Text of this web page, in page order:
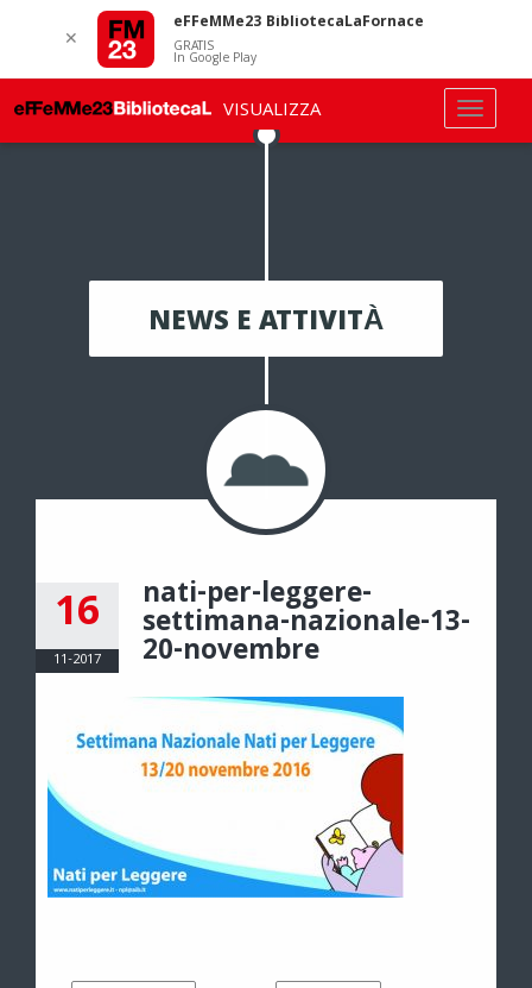
NEWS E ATTIVITÀ
16
11-2017
nati-per-leggere-
settimana-nazionale-13-
20-novembre
✕
eFFeMMe23 BibliotecaLaFornace
GRATIS
In Google Play
VISUALIZZA